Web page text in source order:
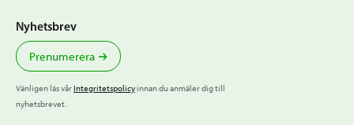
Nyhetsbrev
Prenumerera
Vänligen läs vårIntegritetspolicyinnan du anmäler dig till
nyhetsbrevet.